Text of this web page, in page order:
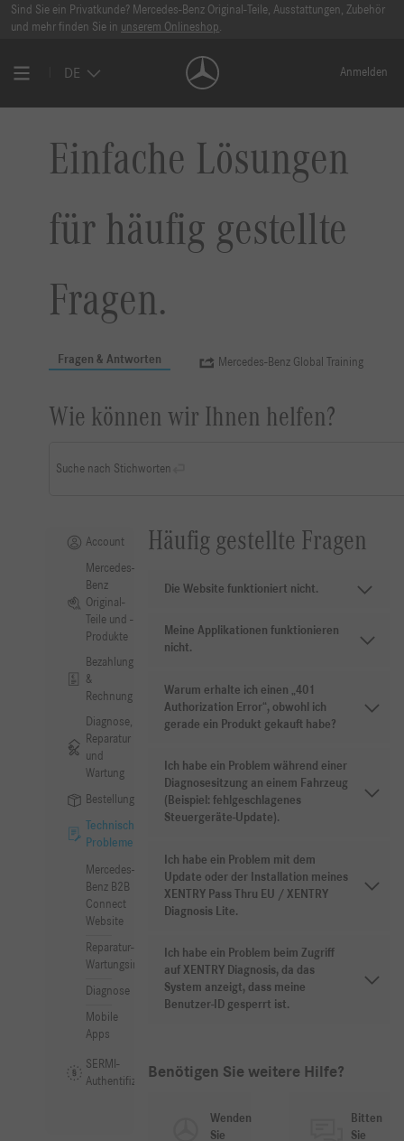
Sind Sie ein Privatkunde? Mercedes-Benz Original-Teile, Ausstattungen, Zubehör
und mehr finden Sie in unserem Onlineshop.
DE Anmelden
Einfache Lösungen
für häufig gestellte
Fragen.
Fragen & Antworten Mercedes-Benz Global Training
Wie können wir Ihnen helfen?
Suche nach Stichworten
Account
Mercedes-
Benz
Original-
Teile und -
Produkte
Bezahlung
&
Rechnung
Diagnose,
Reparatur
und
Wartung
Bestellung
Technische
Probleme
Mercedes-
Benz B2B
Connect
Website
Reparatur- &
Wartungsinformationen
Diagnose
Mobile
Apps
SERMI-
Authentifizierung
Häufig gestellte Fragen
Die Website funktioniert nicht.
Meine Applikationen funktionieren
nicht.
Warum erhalte ich einen „401
Authorization Error“, obwohl ich
gerade ein Produkt gekauft habe?
Ich habe ein Problem während einer
Diagnosesitzung an einem Fahrzeug
(Beispiel: fehlgeschlagenes
Steuergeräte-Update).
Ich habe ein Problem mit dem
Update oder der Installation meines
XENTRY Pass Thru EU / XENTRY
Diagnosis Lite.
Ich habe ein Problem beim Zugriff
auf XENTRY Diagnosis, da das
System anzeigt, dass meine
Benutzer-ID gesperrt ist.
Benötigen Sie weitere Hilfe?
Wenden
Sie
Bitten
Sie